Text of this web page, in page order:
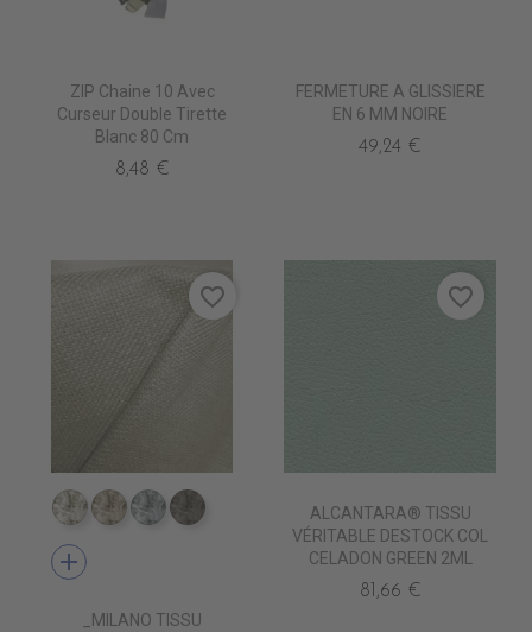
ZIP Chaine 10 Avec
Curseur Double Tirette
Blanc 80 Cm
8,48 €
FERMETURE A GLISSIERE
EN 6 MM NOIRE
49,24 €
TA1800 IVOIRE
TA1801 BEIGE
TA1802 LINEN
TA1803 FLETCHER
add
_MILANO TISSU
favorite_border
ALCANTARA® TISSU
VÉRITABLE DESTOCK COL
CELADON GREEN 2ML
81,66 €
favorite_border